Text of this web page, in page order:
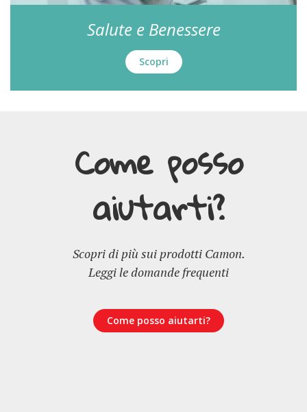
Salute e Benessere
Scopri
Come posso
aiutarti?
Scopri di più sui prodotti Camon.
Leggi le domande frequenti
Come posso aiutarti?